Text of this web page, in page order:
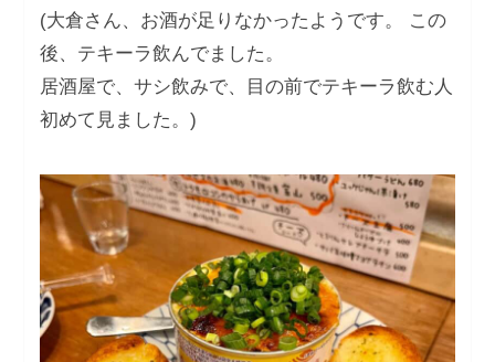
(大倉さん、お酒が足りなかったようです。 この
後、テキーラ飲んでました。
居酒屋で、サシ飲みで、目の前でテキーラ飲む人
初めて見ました。)